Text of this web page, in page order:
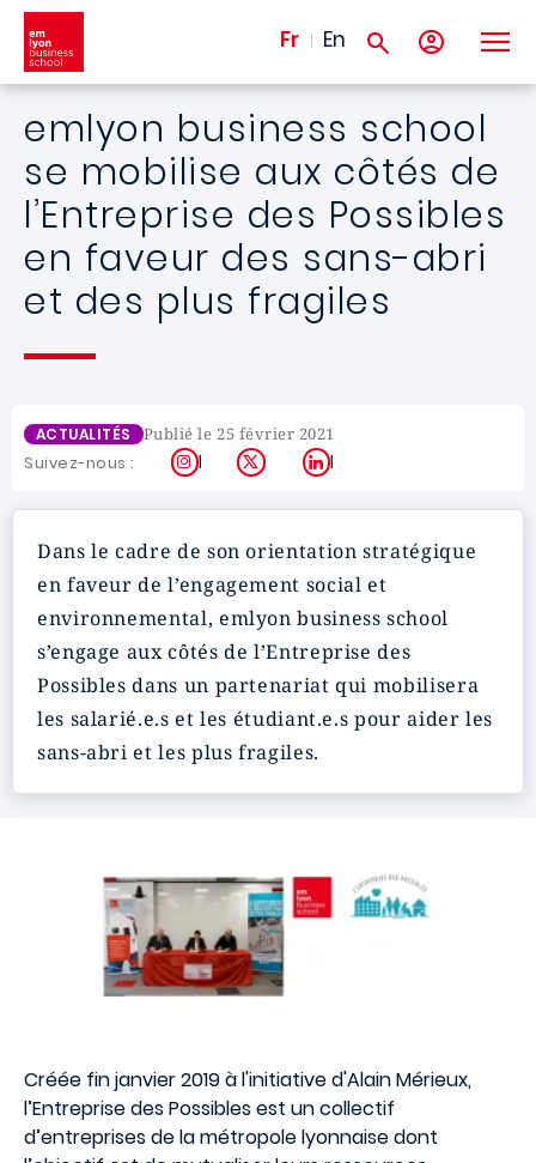
Aller au contenu principal
Fr En
emlyon business school
se mobilise aux côtés de
l’Entreprise des Possibles
en faveur des sans-abri
et des plus fragiles
ACTUALITÉS Publié le 25 février 2021
Suivez-nous : Instagram
X LinkedIn
Dans le cadre de son orientation stratégique
en faveur de l’engagement social et
environnemental, emlyon business school
s’engage aux côtés de l’Entreprise des
Possibles dans un partenariat qui mobilisera
les salarié.e.s et les étudiant.e.s pour aider les
sans-abri et les plus fragiles.
Créée fin janvier 2019 à l'initiative d'Alain Mérieux,
l’Entreprise des Possibles est un collectif
d’entreprises de la métropole lyonnaise dont